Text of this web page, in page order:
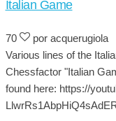
Italian Game
70
por acquerugiola
Various lines of the
Chessfactor "Italian
found here: https://